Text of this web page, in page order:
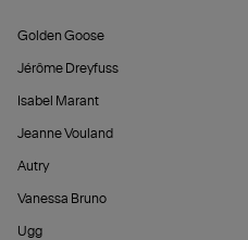
Golden Goose
Jérôme Dreyfuss
Isabel Marant
Jeanne Vouland
Autry
Vanessa Bruno
Ugg